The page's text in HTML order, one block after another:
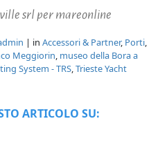
srl per mareonline
| in Accessori & Partner, Porti,
Meggiorin, museo della Bora a
System - TRS,Trieste Yacht
ARTICOLO SU: